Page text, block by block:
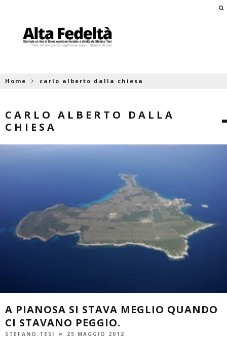
Home carlo alberto dalla chiesa
CARLO ALBERTO DALLA
CHIESA
A PIANOSA SI STAVA MEGLIO QUANDO
CI STAVANO PEGGIO.
STEFANO TESI 25 MAGGIO 2012